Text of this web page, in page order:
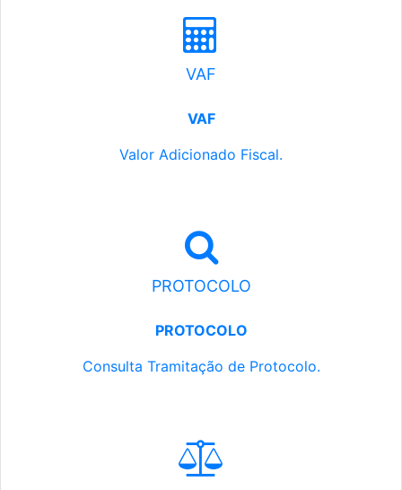
VAF
VAF
Valor Adicionado Fiscal.
PROTOCOLO
PROTOCOLO
Consulta Tramitação de Protocolo.